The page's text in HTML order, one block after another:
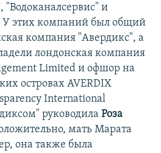
"Водоканалсервис" и
У этих компаний был общий
компания "Авердикс", а
лондонская компания
Limited и офшор на
островах AVERDIX
International
руководила Роза
мать Марата
она также была